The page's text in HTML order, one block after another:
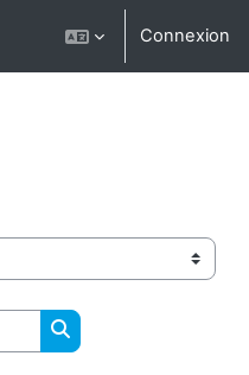
Connexion
Rechercher des cours